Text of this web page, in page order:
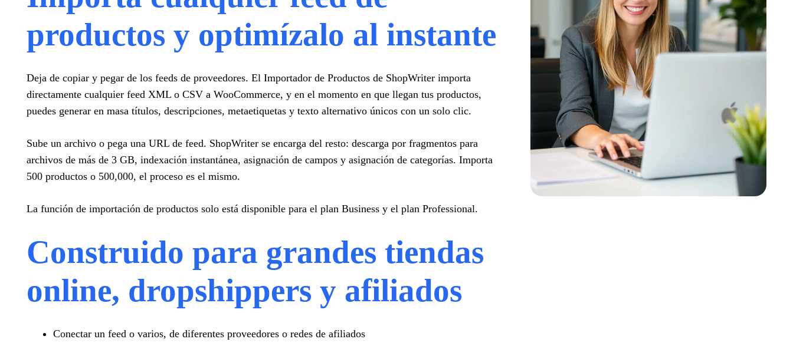
productos y optimízalo al instante
Deja de copiar y pegar de los feeds de proveedores. El Importador de Productos de ShopWriter importa
directamente cualquier feed XML o CSV a WooCommerce, y en el momento en que llegan tus productos,
puedes generar en masa títulos, descripciones, metaetiquetas y texto alternativo únicos con un solo clic.
Sube un archivo o pega una URL de feed. ShopWriter se encarga del resto: descarga por fragmentos para
archivos de más de 3 GB, indexación instantánea, asignación de campos y asignación de categorías. Importa
500 productos o 500,000, el proceso es el mismo.
La función de importación de productos solo está disponible para el plan Business y el plan Professional.
Construido para grandes tiendas
online, dropshippers y afiliados
Conectar un feed o varios, de diferentes proveedores o redes de afiliados